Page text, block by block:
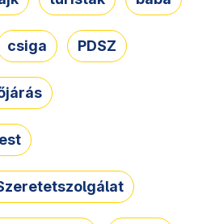
csiga PDSZ